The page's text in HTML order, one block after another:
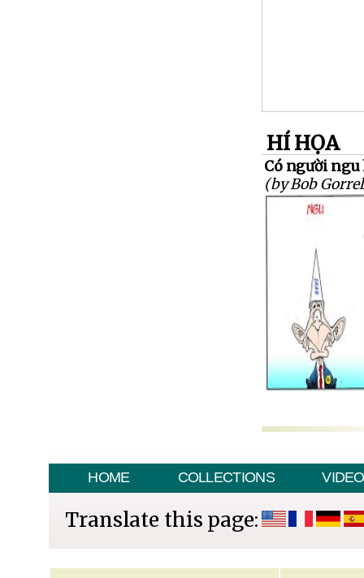
HÍ HỌA
Có người ngu
(by Bob
HOME COLLECTIONS VIDEO
Translate this page: